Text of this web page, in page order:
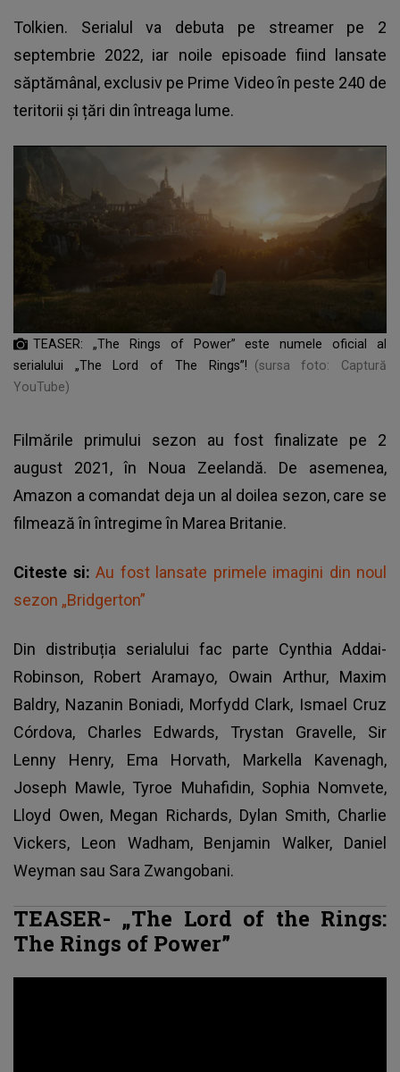
Tolkien. Serialul va debuta pe streamer pe 2
septembrie 2022, iar noile episoade fiind lansate
săptămânal, exclusiv pe Prime Video în peste 240 de
teritorii și țări din întreaga lume.
TEASER: „The Rings of Power” este numele oficial al
serialului „The Lord of The Rings”!
(sursa foto: Captură
YouTube)
Filmările primului sezon au fost finalizate pe 2
august 2021, în Noua Zeelandă. De asemenea,
Amazon a comandat deja un al doilea sezon, care se
filmează în întregime în Marea Britanie.
Citeste si: Au fost lansate primele imagini din noul
sezon „Bridgerton”
Din distribuția serialului fac parte Cynthia Addai-
Robinson, Robert Aramayo, Owain Arthur, Maxim
Baldry, Nazanin Boniadi, Morfydd Clark, Ismael Cruz
Córdova, Charles Edwards, Trystan Gravelle, Sir
Lenny Henry, Ema Horvath, Markella Kavenagh,
Joseph Mawle, Tyroe Muhafidin, Sophia Nomvete,
Lloyd Owen, Megan Richards, Dylan Smith, Charlie
Vickers, Leon Wadham, Benjamin Walker, Daniel
Weyman sau Sara Zwangobani.
TEASER- „The Lord of the Rings:
The Rings of Power”